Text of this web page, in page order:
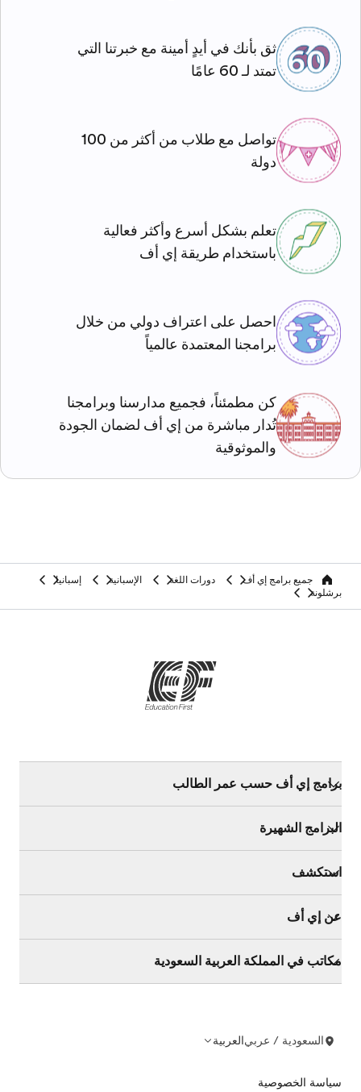
ثق بأنك في أيدٍ أمينة مع خبرتنا التي
تمتد لـ 60 عامًا
تواصل مع طلاب من أكثر من 100
دولة
تعلم بشكل أسرع وأكثر فعالية
باستخدام طريقة إي أف
احصل على اعتراف دولي من خلال
برامجنا المعتمدة عالمياً
كن مطمئناً، فجميع مدارسنا وبرامجنا
تُدار مباشرة من إي أف لضمان الجودة
والموثوقية
homeجميع برامج إي أف دورات اللغة الإسبانية
إسبانيا
برشلونة
برامج إي أف حسب عمر الطالب
البرامج الشهيرة
استكشف
عن إي أف
مكاتب في المملكة العربية السعودية
السعودية / عربيالعربية
سياسة الخصوصية